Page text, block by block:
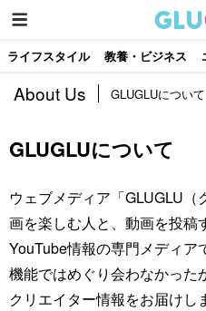
ライフスタイル 教養・ビジネス
About Us GLUGLUについて
GLUGLUについて
ウェブメディア「GLUGLU
画を楽しむ人と、動画を投稿
YouTube情報の専門メディア
機能ではめぐり会わなかった
クリエイター情報をお届けし